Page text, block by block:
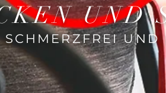
UND
SCHMERZFREI UND